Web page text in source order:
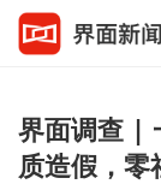
界面调查 |
质造假，